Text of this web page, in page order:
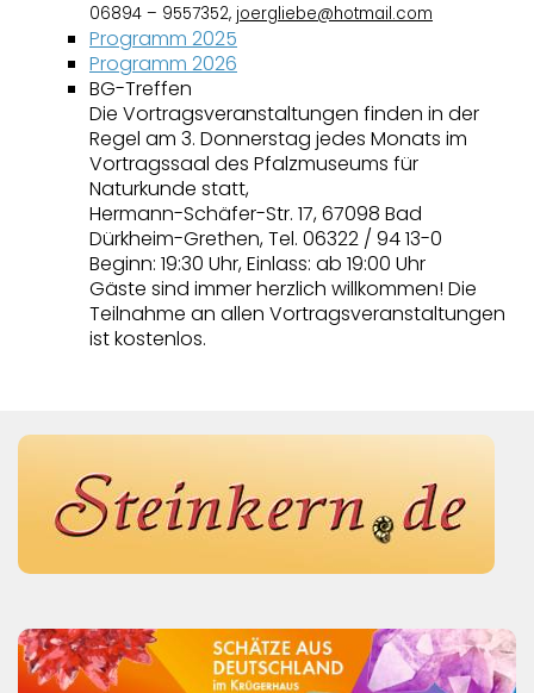
06894 – 9557352, joergliebe@hotmail.com
Programm 2025
Programm 2026
BG-Treffen
Die Vortragsveranstaltungen finden in der
Regel am 3. Donnerstag jedes Monats im
Vortragssaal des Pfalzmuseums für
Naturkunde statt,
Hermann-Schäfer-Str. 17, 67098 Bad
Dürkheim-Grethen, Tel. 06322 / 94 13-0
Beginn: 19:30 Uhr, Einlass: ab 19:00 Uhr
Gäste sind immer herzlich willkommen! Die
Teilnahme an allen Vortragsveranstaltungen
ist kostenlos.